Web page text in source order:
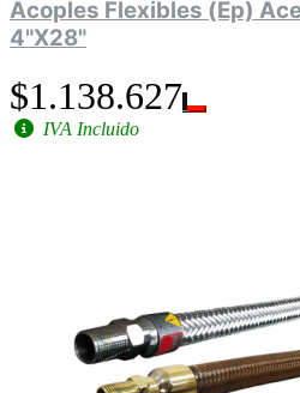
Acoples Flexibles (Ep)
4"X28"
$1.138.627
IVA Incluido